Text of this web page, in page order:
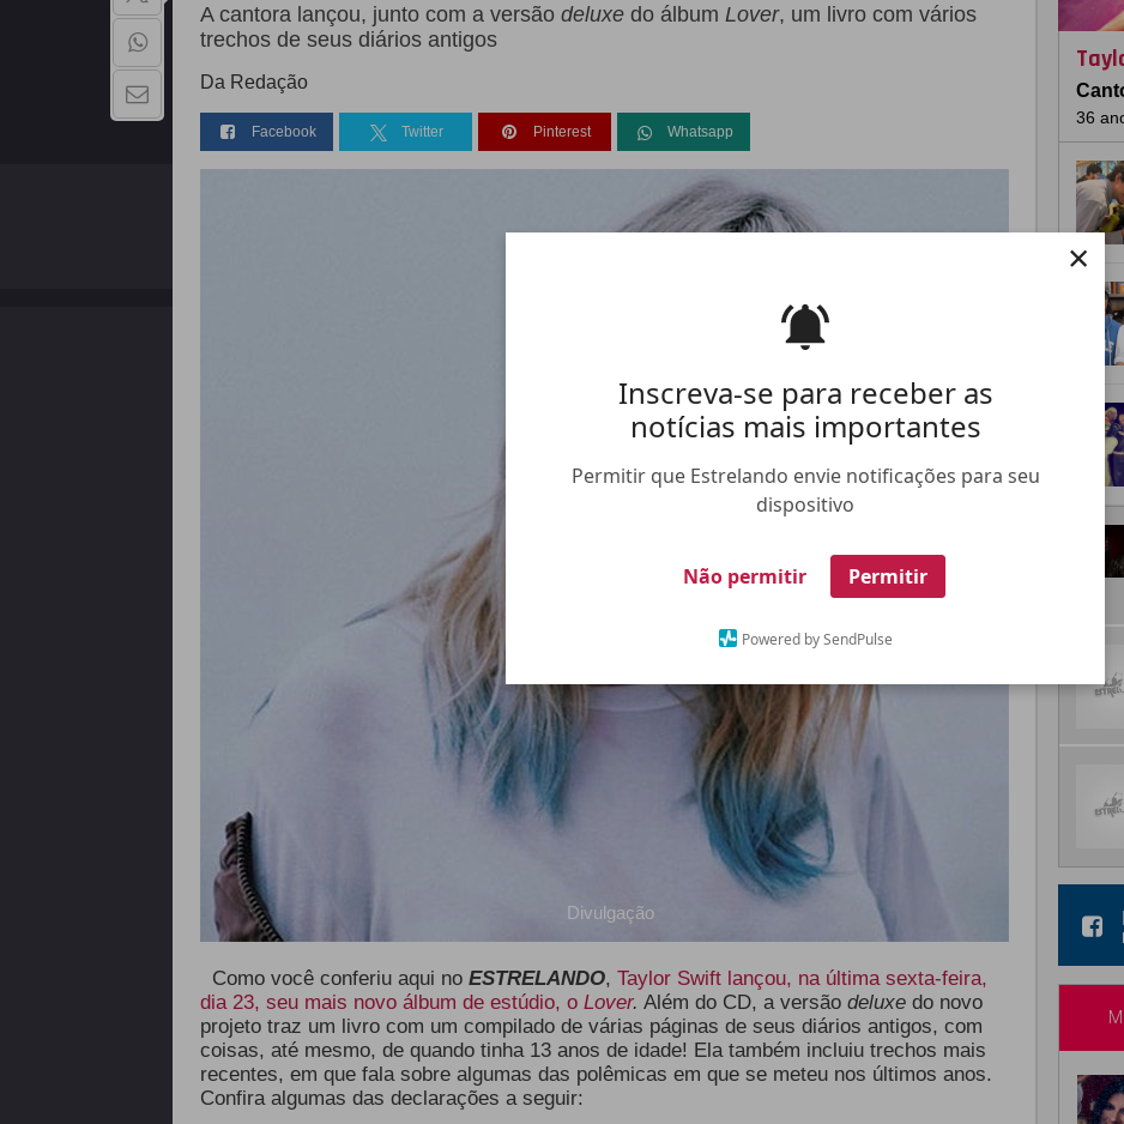
Inscreva-se para receber as
notícias mais importantes
Permitir que Estrelando envie notificações para seu
dispositivo
Não permitir Permitir
Powered by SendPulse
×
A cantora lançou, junto com a versão deluxedo álbum Lover, um livro com vários
trechos de seus diários antigos
Da Redação
Facebook Twitter Pinterest Whatsapp
Divulgação
Como você conferiu aqui no ESTRELANDO, Taylor Swift lançou, na última sexta-feira,
dia 23, seu mais novo álbum de estúdio, oLover. Além do CD, a versão deluxedo novo
projeto traz um livro com um compilado de várias páginas de seus diários antigos, com
coisas, até mesmo, de quando tinha 13 anos de idade! Ela também incluiu trechos mais
recentes, em que fala sobre algumas das polêmicas em que se meteu nos últimos anos.
Confira algumas das declarações a seguir:
36
FALE CONOSCO ANUNCIE NO ESTRELANDO TRABALHE NO